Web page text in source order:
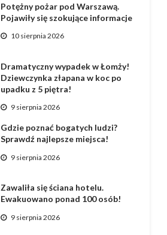
Potężny pożar pod Warszawą.
Pojawiły się szokujące informacje
10 sierpnia 2026
Dramatyczny wypadek w Łomży!
Dziewczynka złapana w koc po
upadku z 5 piętra!
9 sierpnia 2026
Gdzie poznać bogatych ludzi?
Sprawdź najlepsze miejsca!
9 sierpnia 2026
Zawaliła się ściana hotelu.
Ewakuowano ponad 100 osób!
9 sierpnia 2026